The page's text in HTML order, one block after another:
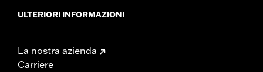
ULTERIORI INFORMAZIONI
La nostra azienda
Carriere